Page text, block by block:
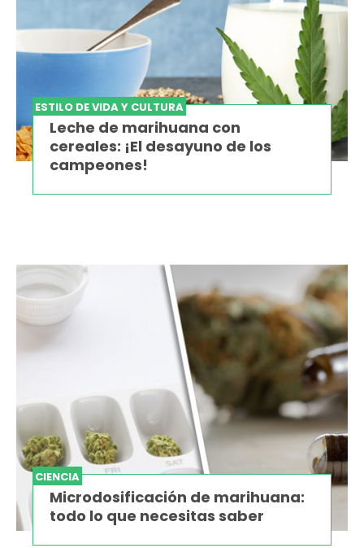
ESTILO DE VIDA Y CULTURA
Leche de marihuana con
cereales: ¡El desayuno de los
campeones!
CIENCIA
Microdosificación de marihuana:
todo lo que necesitas saber